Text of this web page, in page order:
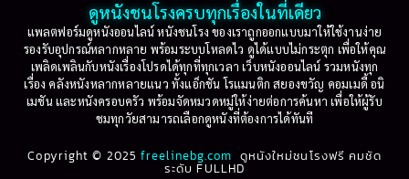
ดูหนังชนโรงครบทุกเรื่องในที่เดียว
แพลตฟอร์มดูหนังออนไลน์ หนังชนโรง ของเราถูกออกแบบมาให้ใช้งานง่าย
รองรับอุปกรณ์หลากหลาย พร้อมระบบโหลดไว ดูได้แบบไม่กระตุก เพื่อให้คุณ
เพลิดเพลินกับหนังเรื่องโปรดได้ทุกที่ทุกเวลา เว็บหนังออนไลน์ รวมหนังทุก
เรื่อง คลังหนังหลากหลายแนว ทั้งแอ็กชัน โรแมนติก สยองขวัญ คอมเมดี้ อนิ
เมชัน และหนังครอบครัว พร้อมจัดหมวดหมู่ให้ง่ายต่อการค้นหา เพื่อให้ผู้รับ
ชมทุกวัยสามารถเลือกดูหนังที่ต้องการได้ทันที
Copyright © 2025freelinebg.com ดูหนังใหม่ชนโรงฟรี คมชัด
ระดับ FULLHD